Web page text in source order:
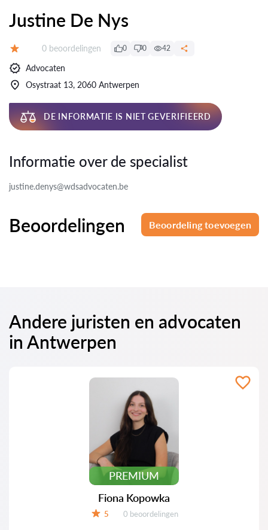
Justine De Nys
Beoordelingen:
0 beoordelingen 0 0 42
Advocaten
Osystraat 13, 2060 Antwerpen
DE INFORMATIE IS NIET GEVERIFIEERD
Informatie over de specialist
justine.denys@wdsadvocaten.be
Beoordelingen Beoordeling toevoegen
Andere juristen en advocaten
in Antwerpen
PREMIUM
Fiona Kopowka
5 Beoordelingen:
0 beoordelingen